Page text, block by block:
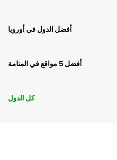
أفضل الدول في أوروبا
أفضل 5 مواقع في المنامة
كل الدول